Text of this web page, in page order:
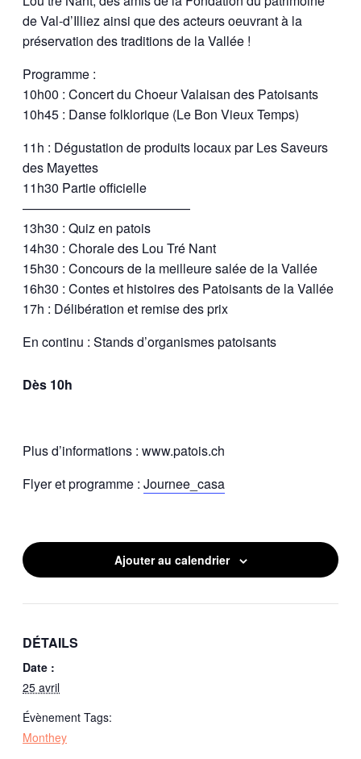
de Val-d’Illiez ainsi que des acteurs oeuvrant à la
préservation des traditions de la Vallée !
Programme :
10h00 : Concert du Choeur Valaisan des Patoisants
10h45 : Danse folklorique (Le Bon Vieux Temps)
11h : Dégustation de produits locaux par Les Saveurs
des Mayettes
11h30 Partie officielle
—————————————
13h30 : Quiz en patois
14h30 : Chorale des Lou Tré Nant
15h30 : Concours de la meilleure salée de la Vallée
16h30 : Contes et histoires des Patoisants de la Vallée
17h : Délibération et remise des prix
En continu : Stands d’organismes patoisants
Dès 10h
Plus d’informations : www.patois.ch
Flyer et programme : Journee_casa
Ajouter au calendrier
DÉTAILS
Date :
25 avril
Évènement Tags:
Monthey